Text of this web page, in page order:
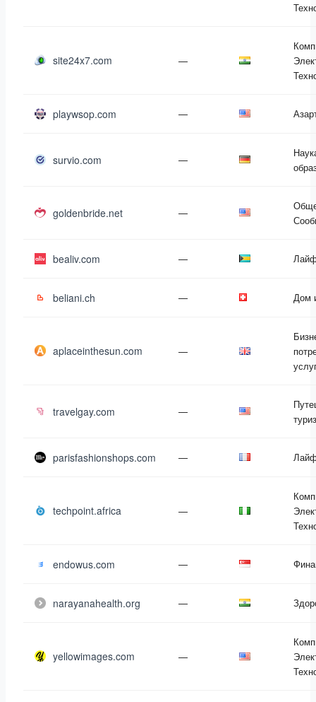
site24x7.com —
playwsop.com —
survio.com —
goldenbride.net —
bealiv.com —
beliani.ch — Дом
aplaceinthesun.com —
travelgay.com —
parisfashionshops.com —
techpoint.africa —
endowus.com —
narayanahealth.org —
yellowimages.com —